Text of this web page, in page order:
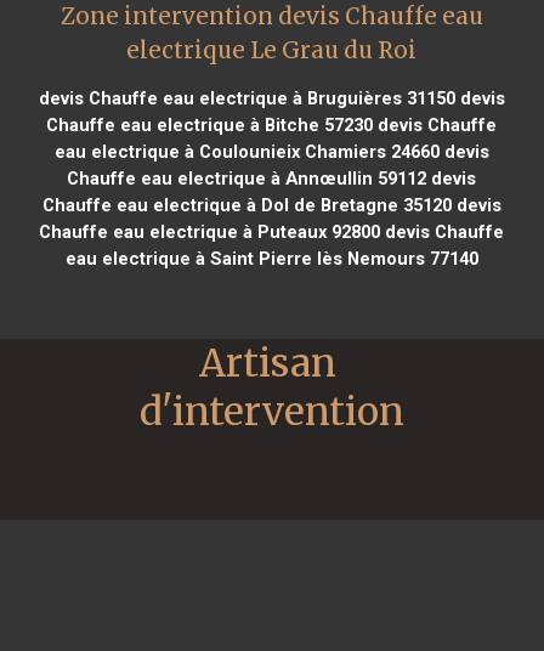
Zone intervention devis Chauffe eau
electrique Le Grau du Roi
devis Chauffe eau electrique à Bruguières 31150devis
Chauffe eau electrique à Bitche 57230 devis Chauffe
eau electrique à Coulounieix Chamiers 24660devis
Chauffe eau electrique à Annœullin 59112 devis
Chauffe eau electrique à Dol de Bretagne 35120devis
Chauffe eau electrique à Puteaux 92800 devis Chauffe
eau electrique à Saint Pierre lès Nemours 77140
Artisan
d'intervention